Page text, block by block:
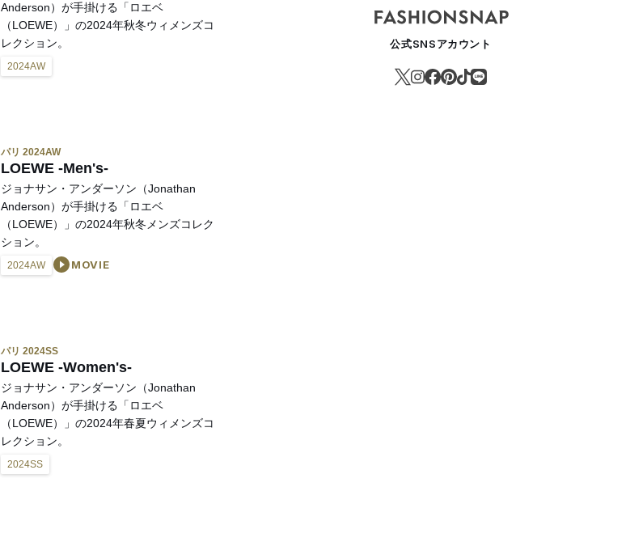
Anderson）が手掛ける「ロエベ
（LOEWE）」の2024年秋冬ウィメンズコ
レクション。
2024AW
パリ 2024AW
LOEWE -Men's-
ジョナサン・アンダーソン（Jonathan
Anderson）が手掛ける「ロエベ
（LOEWE）」の2024年秋冬メンズコレク
ション。
2024AW MOVIE
パリ 2024SS
LOEWE -Women's-
ジョナサン・アンダーソン（Jonathan
Anderson）が手掛ける「ロエベ
（LOEWE）」の2024年春夏ウィメンズコ
レクション。
2024SS
公式SNSアカウント